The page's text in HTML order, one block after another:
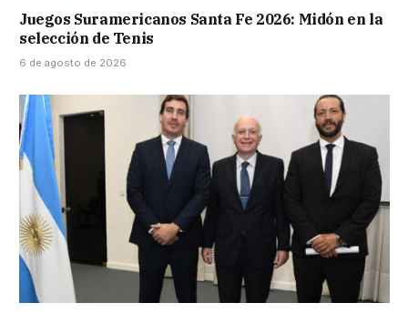
Juegos Suramericanos Santa Fe 2026: Midón en la
selección de Tenis
6 de agosto de 2026